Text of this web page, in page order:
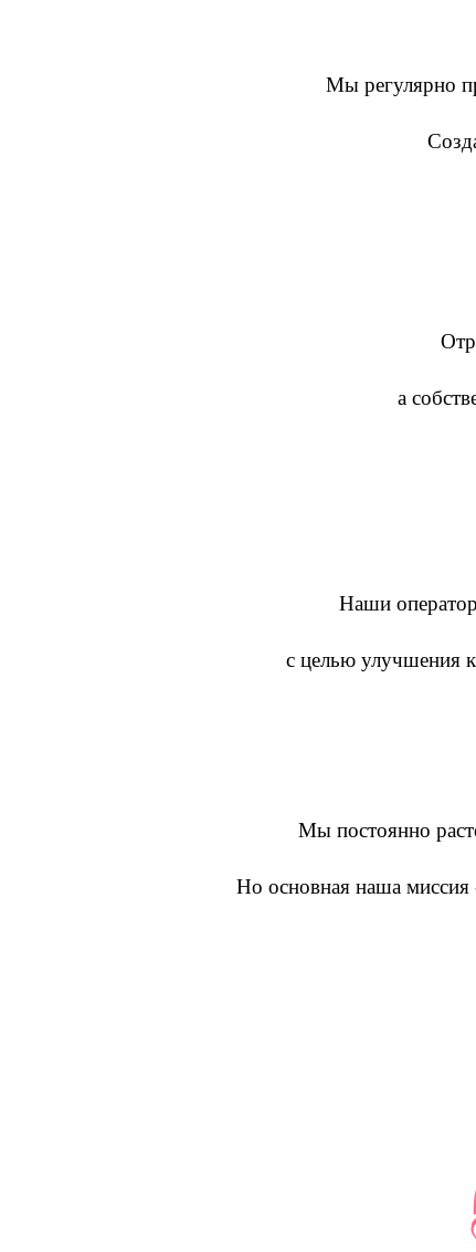
Мы регулярно
а
Наши
с целью улучшения
Мы постоянно
Но основная наша миссия